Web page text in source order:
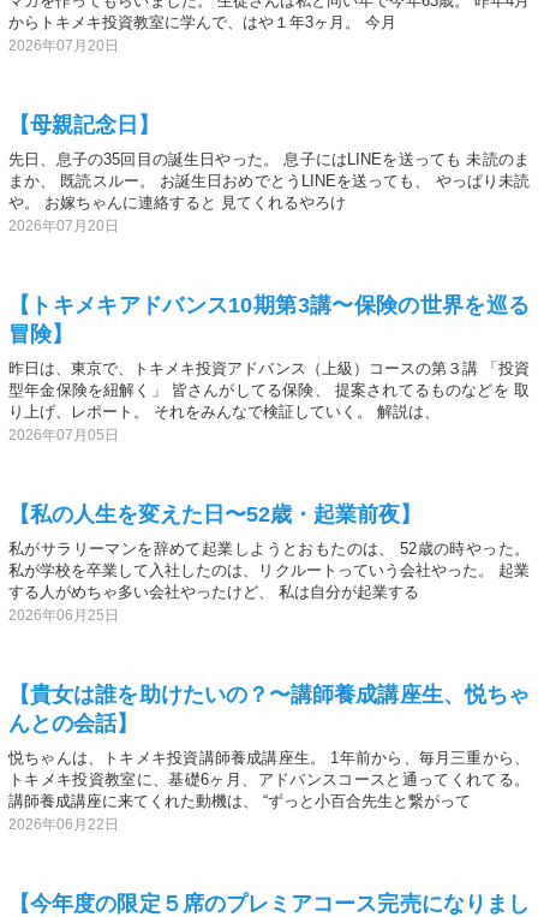
からトキメキ投資教室に学んで、はや１年3ヶ月。 今月
2026年07月20日
【母親記念日】
先日、息子の35回目の誕生日やった。 息子にはLINEを送っても 未読のま
まか、 既読スルー。 お誕生日おめでとうLINEを送っても、 やっぱり未読
や。 お嫁ちゃんに連絡すると 見てくれるやろけ
2026年07月20日
【トキメキアドバンス10期第3講〜保険の世界を巡る
冒険】
昨日は、東京で、トキメキ投資アドバンス（上級）コースの第３講 「投資
型年金保険を紐解く」 皆さんがしてる保険、 提案されてるものなどを 取
り上げ、レポート。 それをみんなで検証していく。 解説は、
2026年07月05日
【私の人生を変えた日〜52歳・起業前夜】
私がサラリーマンを辞めて起業しようとおもたのは、 52歳の時やった。
私が学校を卒業して入社したのは、リクルートっていう会社やった。 起業
する人がめちゃ多い会社やったけど、 私は自分が起業する
2026年06月25日
【貴女は誰を助けたいの？〜講師養成講座生、悦ちゃ
んとの会話】
悦ちゃんは、トキメキ投資講師養成講座生。 1年前から、毎月三重から、
トキメキ投資教室に、基礎6ヶ月、アドバンスコースと通ってくれてる。
講師養成講座に来てくれた動機は、 “ずっと小百合先生と繋がって
2026年06月22日
【今年度の限定５席のプレミアコース完売になりまし